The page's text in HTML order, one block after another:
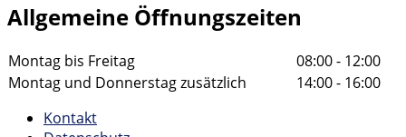
Allgemeine Öffnungszeiten
Montag bis Freitag
08:00 - 12:00
Montag und Donnerstag zusätzlich
14:00 - 16:00
Kontakt